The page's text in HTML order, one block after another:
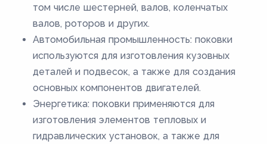
том числе шестерней, валов, коленчатых
валов, роторов и других.
Автомобильная промышленность: поковки
используются для изготовления кузовных
деталей и подвесок, а также для создания
основных компонентов двигателей.
Энергетика: поковки применяются для
изготовления элементов тепловых и
гидравлических установок, а также для